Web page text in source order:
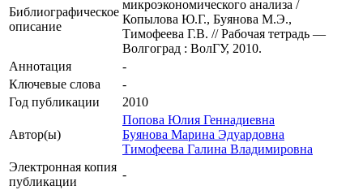
Библиографическое
описание
микроэкономического анализа /
Копылова Ю.Г., Буянова М.Э.,
Тимофеева Г.В. // Рабочая тетрадь —
Волгоград : ВолГУ, 2010.
Аннотация
-
Ключевые cлова
-
Год публикации
2010
Автор(ы)
Попова Юлия Геннадиевна
Буянова Марина Эдуардовна
Тимофеева Галина Владимировна
Электронная копия
публикации
-